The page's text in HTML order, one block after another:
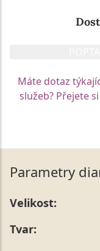
Máte dotaz
služeb? Přejete
Parametry
Velikost:
Tvar: